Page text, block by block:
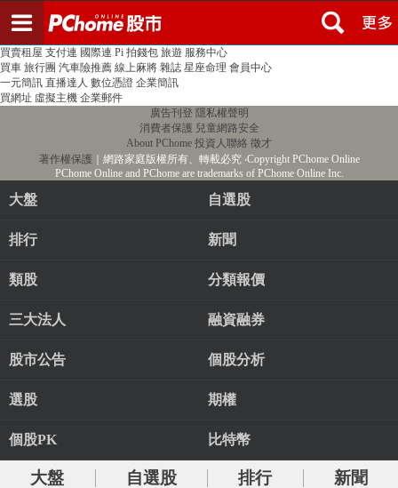
PChome首頁 線上購物 24h購物 書店
買賣租屋 支付連 國際連 Pi 拍錢包 旅遊 服務中心
買車 旅行團 汽車險推薦 線上麻將 雜誌 星座命理 會員中心
一元簡訊 直播達人 數位憑證 企業簡訊
買網址 虛擬主機 企業郵件
廣告刊登 隱私權聲明
消費者保護 兒童網路安全
About PChome 投資人聯絡 徵才
著作權保護 ｜網路家庭版權所有、轉載必究‧Copyright PChome Online
PChome Online and PChome are trademarks of PChome Online Inc.
大盤 自選股
排行 新聞
類股 分類報價
三大法人 融資融券
股市公告 個股分析
選股 期權
個股PK 比特幣
大盤 自選股 排行
新聞